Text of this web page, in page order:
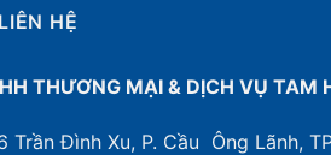
HỆ
THƯƠNG MẠI & DỊCH VỤ TAM
Trần Đình Xu, P. Cầu Ông Lãnh,